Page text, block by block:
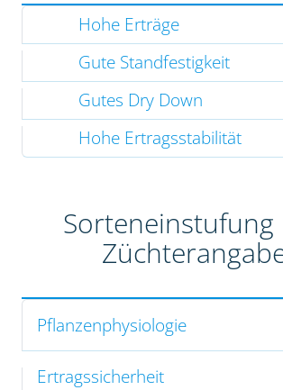
Hohe Erträge
Gute Standfestigkeit
Gutes Dry Down
Hohe Ertragsstabilität
Sorteneinstufung
Pflanzenphysiologie
Ertragssicherheit